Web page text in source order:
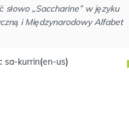
„Saccharine” w języku
i Międzynarodowy Alfabet
sa-kurrin(en-us)